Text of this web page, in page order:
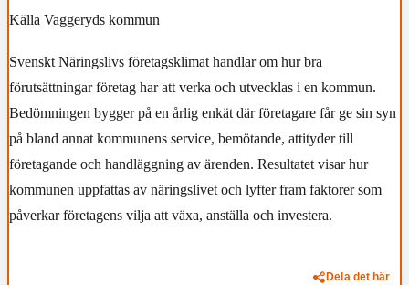
Källa Vaggeryds kommun
Svenskt Näringslivs företagsklimat handlar om hur bra
förutsättningar företag har att verka och utvecklas i en kommun.
Bedömningen bygger på en årlig enkät där företagare får ge sin syn
på bland annat kommunens service, bemötande, attityder till
företagande och handläggning av ärenden. Resultatet visar hur
kommunen uppfattas av näringslivet och lyfter fram faktorer som
påverkar företagens vilja att växa, anställa och investera.
Dela det här